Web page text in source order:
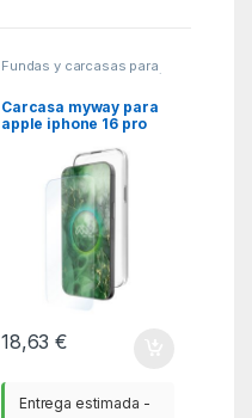
Fundas y carcasas para
, Telefonía
Carcasa myway para
apple iphone 16 pro
protector pantalla
cristal templado
18,63€
Entrega estimada -